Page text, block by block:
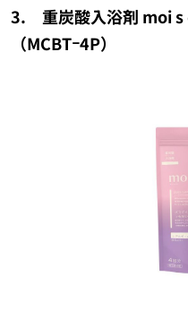
3. 重炭酸入浴剤 moi s
（MCBTｰ4P）